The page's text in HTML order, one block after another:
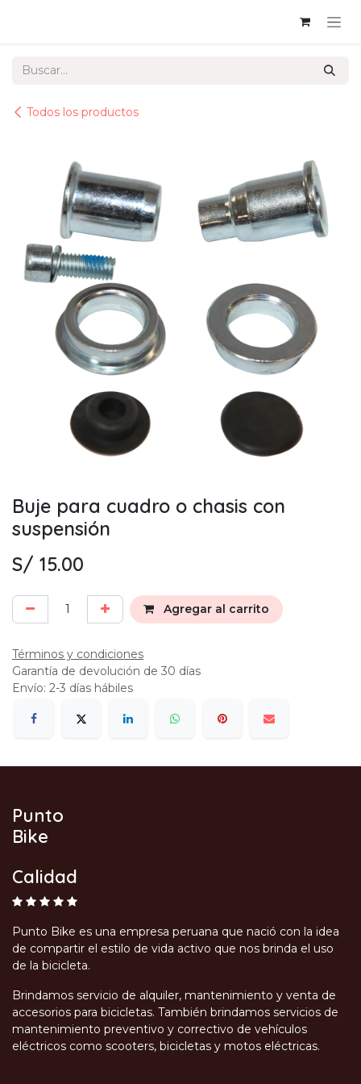
Todos los productos
Buje para cuadro o chasis con
suspensión
S/ 15.00
Agregar al carrito
Términos y condiciones
Garantía de devolución de 30 días
Envío: 2-3 días hábiles
Punto
Bike
Calidad
Punto Bike es una empresa peruana que nació con la idea
de compartir el estilo de vida activo que nos brinda el uso
de la bicicleta.
Brindamos servicio de alquiler, mantenimiento y venta de
accesorios para bicicletas. También brindamos servicios de
mantenimiento preventivo y correctivo de vehículos
eléctricos como scooters, bicicletas y motos eléctricas.